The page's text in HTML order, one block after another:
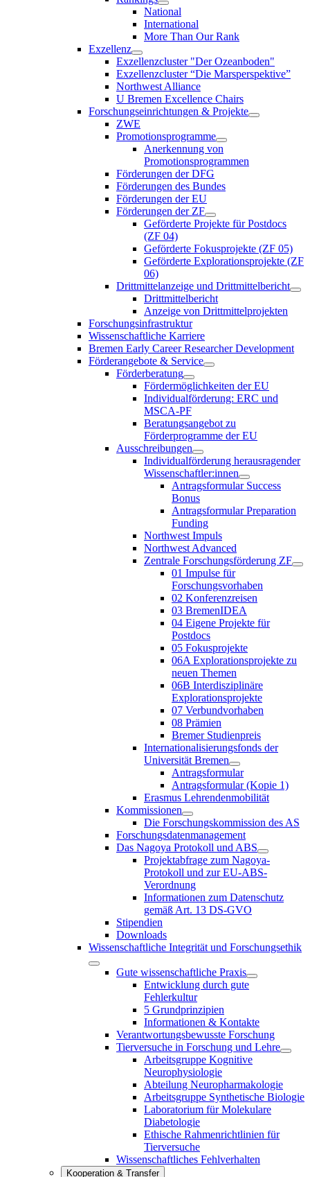
National
International
More Than Our Rank
Exzellenz
Exzellenzcluster "Der Ozeanboden"
Exzellenzcluster “Die Marsperspektive”
Northwest Alliance
U Bremen Excellence Chairs
Forschungseinrichtungen & Projekte
ZWE
Promotionsprogramme
Anerkennung von
Promotionsprogrammen
Förderungen der DFG
Förderungen des Bundes
Förderungen der EU
Förderungen der ZF
Geförderte Projekte für Postdocs
(ZF 04)
Geförderte Fokusprojekte (ZF 05)
Geförderte Explorationsprojekte (ZF
06)
Drittmittelanzeige und Drittmittelbericht
Drittmittelbericht
Anzeige von Drittmittelprojekten
Forschungsinfrastruktur
Wissenschaftliche Karriere
Bremen Early Career Researcher Development
Förderangebote & Service
Förderberatung
Fördermöglichkeiten der EU
Individualförderung: ERC und
MSCA-PF
Beratungsangebot zu
Förderprogramme der EU
Ausschreibungen
Individualförderung herausragender
Wissenschaftler:innen
Antragsformular Success
Bonus
Antragsformular Preparation
Funding
Northwest Impuls
Northwest Advanced
Zentrale Forschungsförderung ZF
01 Impulse für
Forschungsvorhaben
02 Konferenzreisen
03 BremenIDEA
04 Eigene Projekte für
Postdocs
05 Fokusprojekte
06A Explorationsprojekte zu
neuen Themen
06B Interdisziplinäre
Explorationsprojekte
07 Verbundvorhaben
08 Prämien
Bremer Studienpreis
Internationalisierungsfonds der
Universität Bremen
Antragsformular
Antragsformular (Kopie 1)
Erasmus Lehrendenmobilität
Kommissionen
Die Forschungskommission des AS
Forschungsdatenmanagement
Das Nagoya Protokoll und ABS
Projektabfrage zum Nagoya-
Protokoll und zur EU-ABS-
Verordnung
Informationen zum Datenschutz
gemäß Art. 13 DS-GVO
Stipendien
Downloads
Wissenschaftliche Integrität und Forschungsethik
Gute wissenschaftliche Praxis
Entwicklung durch gute
Fehlerkultur
5 Grundprinzipien
Informationen & Kontakte
Verantwortungsbewusste Forschung
Tierversuche in Forschung und Lehre
Arbeitsgruppe Kognitive
Neurophysiologie
Abteilung Neuropharmakologie
Arbeitsgruppe Synthetische Biologie
Laboratorium für Molekulare
Diabetologie
Ethische Rahmenrichtlinien für
Tierversuche
Wissenschaftliches Fehlverhalten
Kooperation & Transfer